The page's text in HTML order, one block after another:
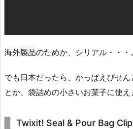
海外製品のためか、シリアル・・・。
でも日本だったら、かっぱえびせ
とか、袋詰めの小さいお菓子に使え
Twixit! Seal & Pour Bag